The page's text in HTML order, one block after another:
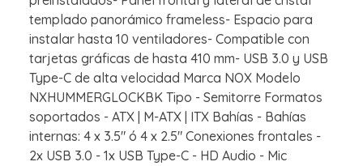
templado panorámico frameless- Espacio para
instalar hasta 10 ventiladores- Compatible con
tarjetas gráficas de hasta 410 mm- USB 3.0 y USB
Type-C de alta velocidad Marca NOX Modelo
NXHUMMERGLOCKBK Tipo - Semitorre Formatos
soportados - ATX | M-ATX | ITX Bahías - Bahías
internas: 4 x 3.5" ó 4 x 2.5" Conexiones frontales -
2x USB 3.0 - 1x USB Type-C - HD Audio - Mic